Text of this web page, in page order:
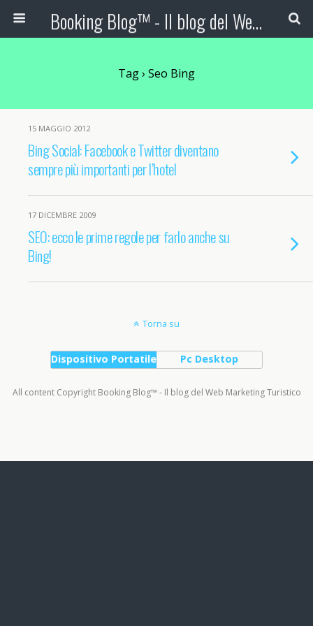
Booking Blog™ - Il blog del Web Marketing Turistico
Tag › Seo Bing
15 MAGGIO 2012
Bing Social: Facebook e Twitter diventano
sempre più importanti per l’hotel
17 DICEMBRE 2009
SEO: ecco le prime regole per farlo anche su
Bing!
Torna su
Dispositivo Portatile Pc Desktop
All content Copyright Booking Blog™ - Il blog del Web Marketing Turistico